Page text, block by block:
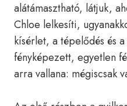
alátámasztható, látjuk,
Chloe lelkesíti,
kísérlet, a tépelődés és
fényképezett, egyetlen
arra vallana: mégiscsak